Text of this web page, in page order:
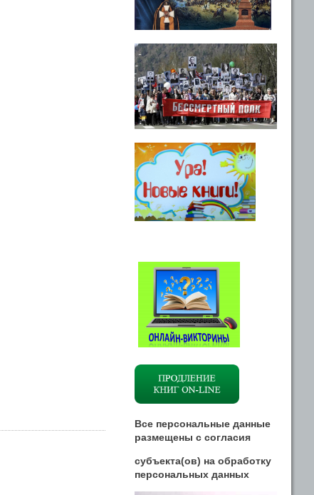
Все персональные данные
размещены с согласия
субъекта(ов) на обработку
персональных данных